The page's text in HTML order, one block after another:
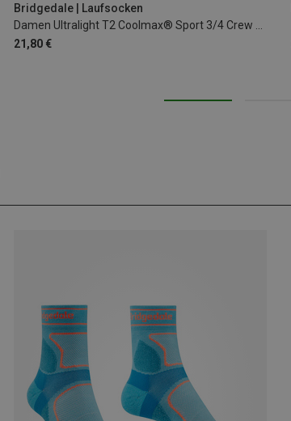
Bridgedale | Laufsocken
21,80 €